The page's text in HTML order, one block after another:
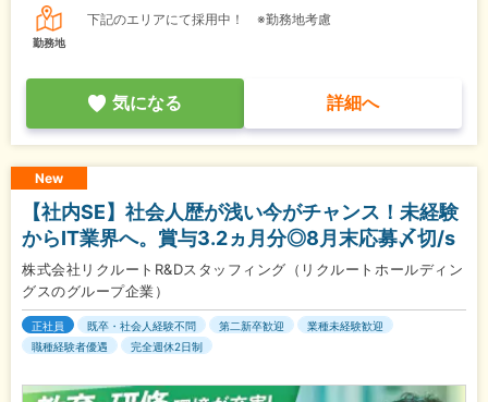
勤務地
下記のエリアにて採用中！ ※勤務地考慮
気になる 詳細へ
New
【社内SE】社会人歴が浅い今がチャンス！未経験
からIT業界へ。賞与3.2ヵ月分◎8月末応募〆切/s
株式会社リクルートR&Dスタッフィング（リクルートホールディン
グスのグループ企業）
正社員 既卒・社会人経験不問 第二新卒歓迎
業種未経験歓迎
職種経験者優遇
完全週休2日制